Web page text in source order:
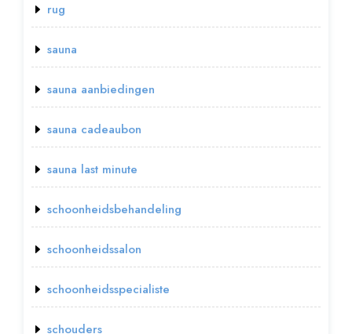
rug
sauna
sauna aanbiedingen
sauna cadeaubon
sauna last minute
schoonheidsbehandeling
schoonheidssalon
schoonheidsspecialiste
schouders